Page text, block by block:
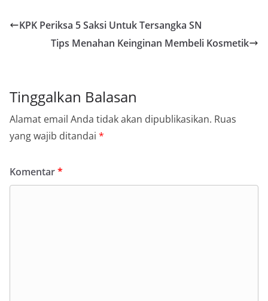
KPK Periksa 5 Saksi Untuk Tersangka SN
Tips Menahan Keinginan Membeli Kosmetik
Tinggalkan Balasan
Alamat email Anda tidak akan dipublikasikan. Ruas
yang wajib ditandai *
Komentar*